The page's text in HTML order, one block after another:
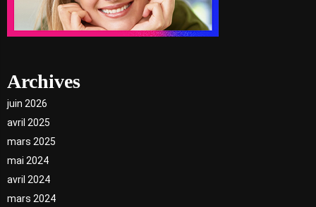
Archives
juin 2026
avril 2025
mars 2025
mai 2024
avril 2024
mars 2024